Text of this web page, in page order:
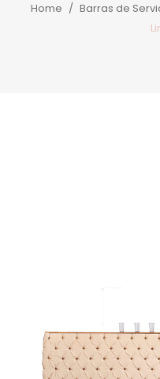
Home / Barras de